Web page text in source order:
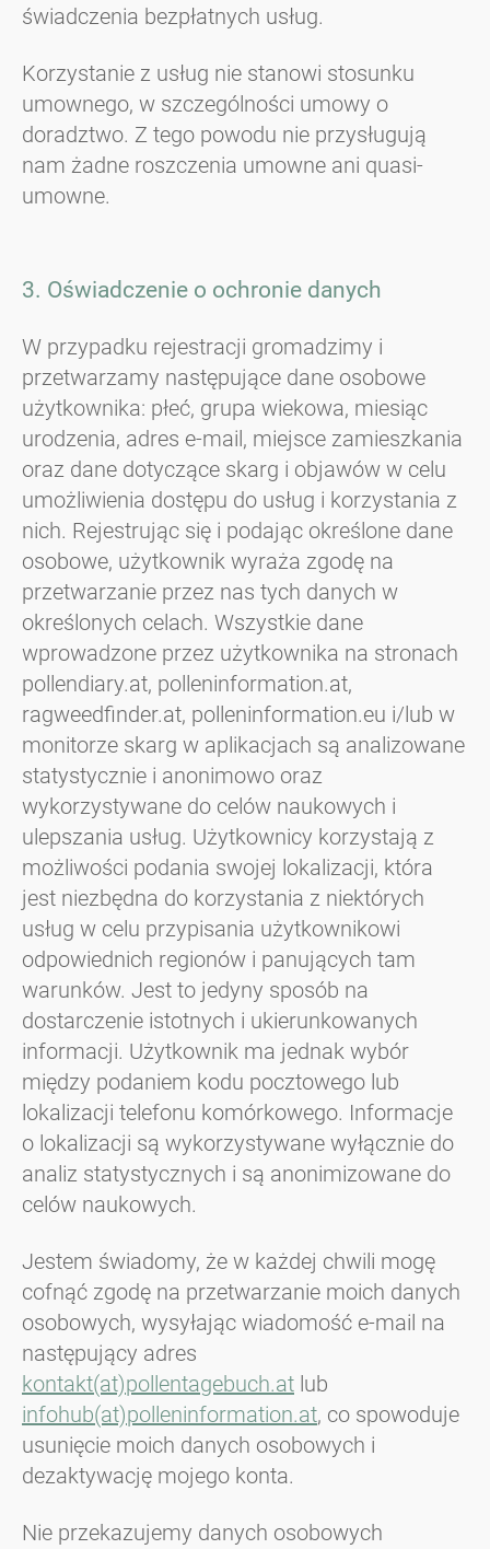
świadczenia bezpłatnych usług.
Korzystanie z usług nie stanowi stosunku
umownego, w szczególności umowy o
doradztwo. Z tego powodu nie przysługują
nam żadne roszczenia umowne ani quasi-
umowne.
3. Oświadczenie o ochronie danych
W przypadku rejestracji gromadzimy i
przetwarzamy następujące dane osobowe
użytkownika: płeć, grupa wiekowa, miesiąc
urodzenia, adres e-mail, miejsce zamieszkania
oraz dane dotyczące skarg i objawów w celu
umożliwienia dostępu do usług i korzystania z
nich. Rejestrując się i podając określone dane
osobowe, użytkownik wyraża zgodę na
przetwarzanie przez nas tych danych w
określonych celach. Wszystkie dane
wprowadzone przez użytkownika na stronach
pollendiary.at, polleninformation.at,
ragweedfinder.at, polleninformation.eu i/lub w
monitorze skarg w aplikacjach są analizowane
statystycznie i anonimowo oraz
wykorzystywane do celów naukowych i
ulepszania usług. Użytkownicy korzystają z
możliwości podania swojej lokalizacji, która
jest niezbędna do korzystania z niektórych
usług w celu przypisania użytkownikowi
odpowiednich regionów i panujących tam
warunków. Jest to jedyny sposób na
dostarczenie istotnych i ukierunkowanych
informacji. Użytkownik ma jednak wybór
między podaniem kodu pocztowego lub
lokalizacji telefonu komórkowego. Informacje
o lokalizacji są wykorzystywane wyłącznie do
analiz statystycznych i są anonimizowane do
celów naukowych.
Jestem świadomy, że w każdej chwili mogę
cofnąć zgodę na przetwarzanie moich danych
osobowych, wysyłając wiadomość e-mail na
następujący adres
kontakt(at)pollentagebuch.at lub
infohub(at)polleninformation.at, co spowoduje
usunięcie moich danych osobowych i
dezaktywację mojego konta.
Nie przekazujemy danych osobowych